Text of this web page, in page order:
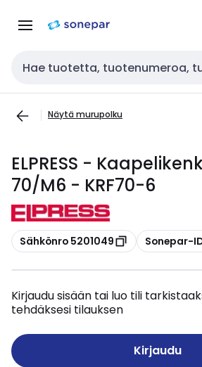
navigointiinsisältöön
Haku
Näytä murupolku
ELPRESS -
70/M6 - KRF70-6
Kopioi
Sähkönro 5201049 Kopioi
Sonepar-
Kirjaudu sisään tai luo tili
tehdäksesi tilauksen
Kirjaudu